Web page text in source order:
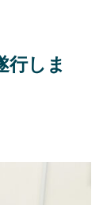
行しま